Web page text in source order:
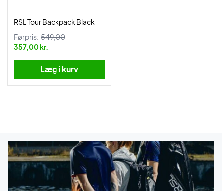
RSL Tour Backpack Black
Førpris: 549,00
357,00 kr.
Læg i kurv